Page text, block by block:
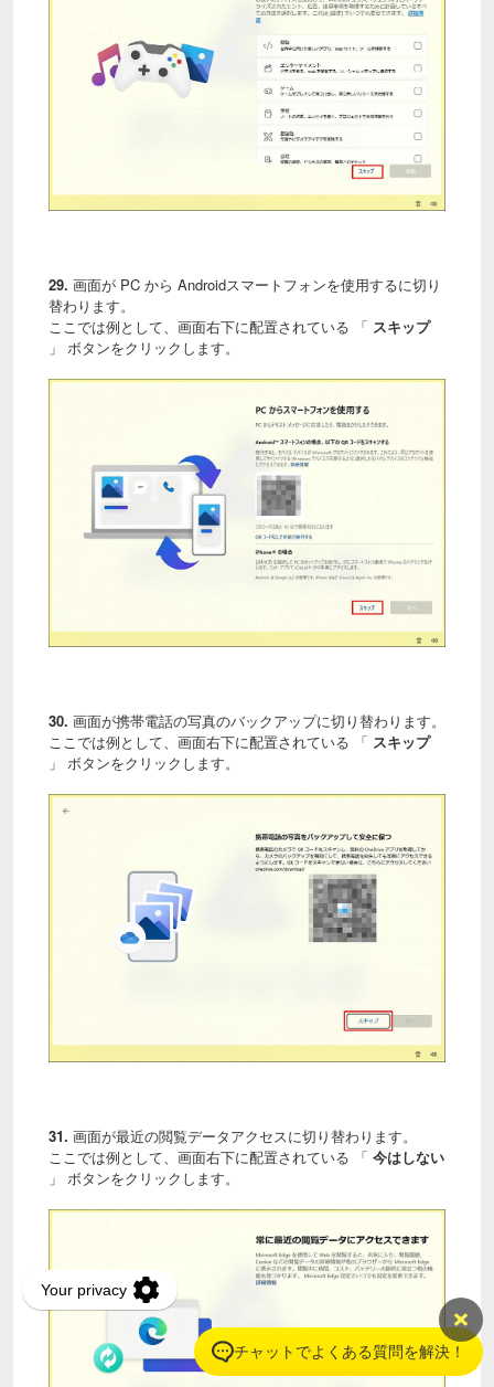
29. 画面が PC から Androidスマートフォンを使用するに切り
替わります。
ここでは例として、画面右下に配置されている 「 スキップ
」 ボタンをクリックします。
30. 画面が携帯電話の写真のバックアップに切り替わります。
ここでは例として、画面右下に配置されている 「 スキップ
」 ボタンをクリックします。
31. 画面が最近の閲覧データアクセスに切り替わります。
ここでは例として、画面右下に配置されている 「 今はしない
」 ボタンをクリックします。
チャットでよくある質問を解決！